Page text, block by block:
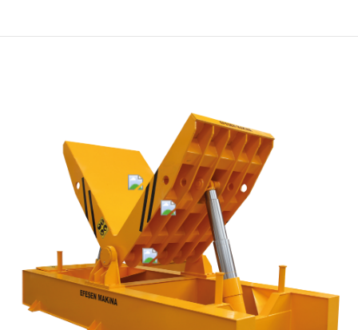
KÖPRÜ KESIM MAKINESI
(Standart)